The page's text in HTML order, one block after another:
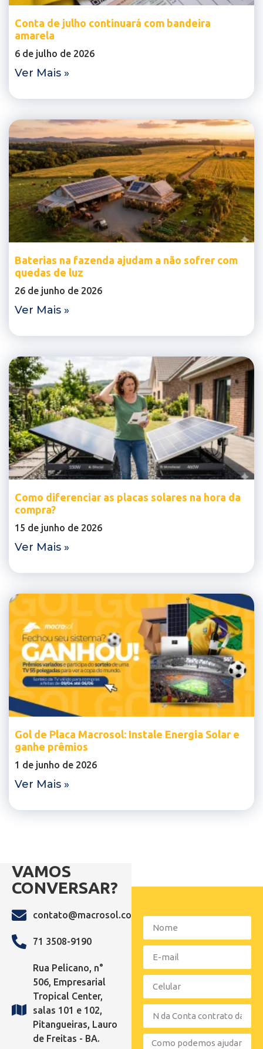
Conta de julho continuará com bandeira
amarela
6 de julho de 2026
Ver Mais »
Baterias na fazenda ajudam a não sofrer com
quedas de luz
26 de junho de 2026
Ver Mais »
Como diferenciar as placas solares na hora da
compra?
15 de junho de 2026
Ver Mais »
Gol de Placa Macrosol: Instale Energia Solar e
ganhe prêmios
1 de junho de 2026
Ver Mais »
VAMOS
CONVERSAR?
contato@macrosol.com.br
71 3508-9190
Rua Pelicano, n°
506, Empresarial
Tropical Center,
salas 101 e 102,
Pitangueiras, Lauro
de Freitas - BA.